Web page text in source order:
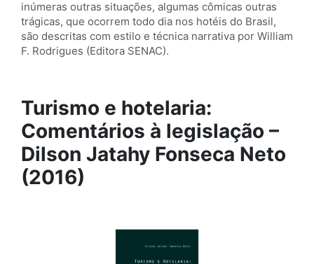
inúmeras outras situações, algumas cômicas outras
trágicas, que ocorrem todo dia nos hotéis do Brasil,
são descritas com estilo e técnica narrativa por William
F. Rodrigues (Editora SENAC).
Turismo e hotelaria:
Comentários à legislação –
Dilson Jatahy Fonseca Neto
(2016)